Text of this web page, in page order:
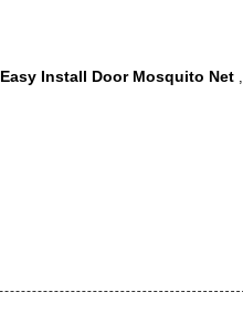
,
Easy Install Door Mosquito Net